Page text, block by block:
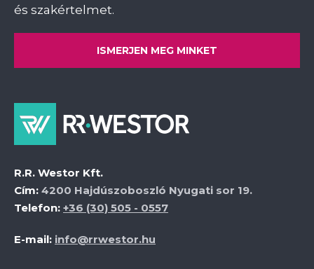
és szakértelmet.
ISMERJEN MEG MINKET
R.R. Westor Kft.
Cím: 4200 Hajdúszoboszló Nyugati sor 19.
Telefon: +36 (30) 505 - 0557
E-mail: info@rrwestor.hu